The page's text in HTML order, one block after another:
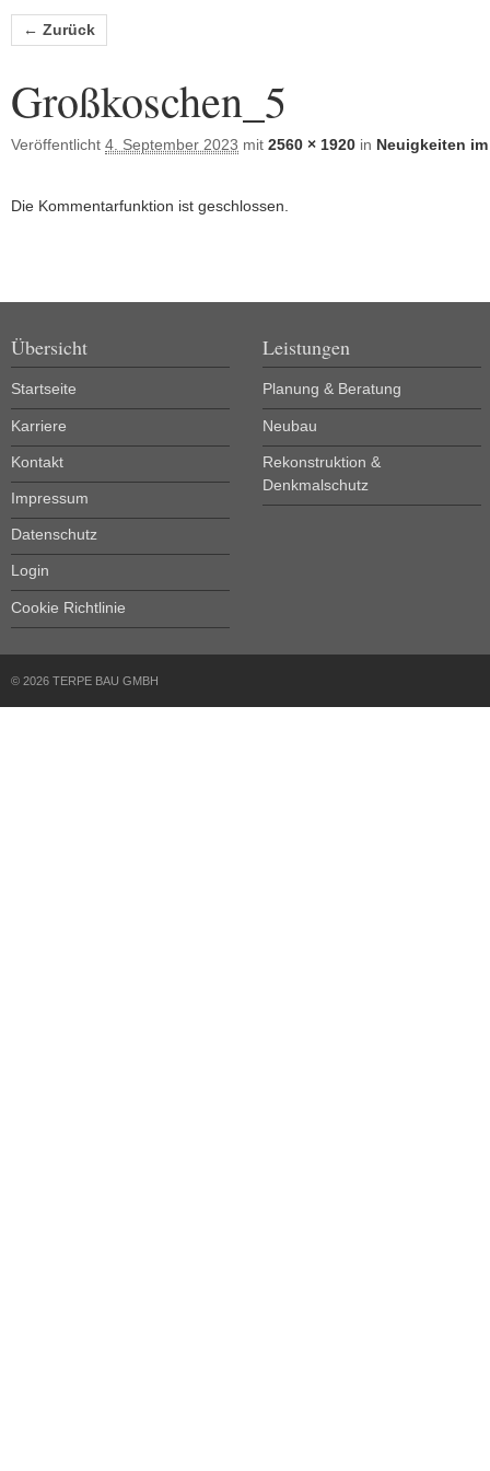
Bilder-Navigation
← Zurück
Großkoschen_5
Veröffentlicht 4. September 2023 mit 2560 × 1920 in Neuigkeiten
Die Kommentarfunktion ist geschlossen.
Übersicht
Startseite
Karriere
Kontakt
Impressum
Datenschutz
Login
Cookie Richtlinie
Leistungen
Planung & Beratung
Neubau
Rekonstruktion &
Denkmalschutz
© 2026 TERPE BAU GMBH